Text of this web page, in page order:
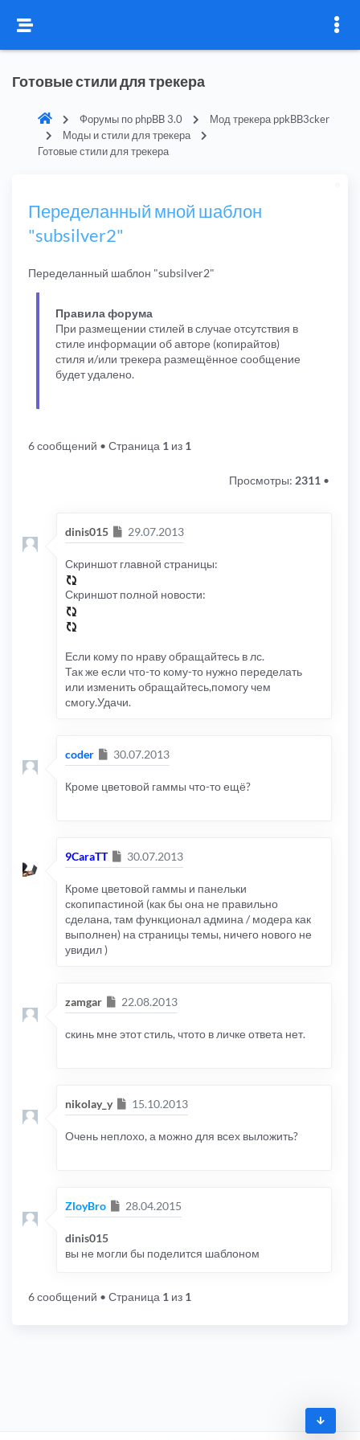
Готовые стили для трекера
Форумы по phpBB 3.0
Мод трекера ppkBB3cker
Моды и стили для трекера
Готовые стили для трекера
Переделанный мной шаблон
"subsilver2"
Переделанный шаблон "subsilver2"
Правила форума
При размещении стилей в случае отсутствия в
стиле информации об авторе (копирайтов)
стиля и/или трекера размещённое сообщение
будет удалено.
6 сообщений • Страница 1 из 1
Просмотры: 2311 •
dinis015 Сообщение
29.07.2013
Скриншот главной страницы:
Скриншот полной новости:
Если кому по нраву обращайтесь в лс.
Так же если что-то кому-то нужно переделать
или изменить обращайтесь,помогу чем
смогу.Удачи.
coder Сообщение
30.07.2013
Кроме цветовой гаммы что-то ещё?
9CaraTT Сообщение
30.07.2013
Кроме цветовой гаммы и панельки
скопипастиной (как бы она не правильно
сделана, там функционал админа / модера как
выполнен) на страницы темы, ничего нового не
увидил )
zamgar Сообщение
22.08.2013
скинь мне этот стиль, чтото в личке ответа нет.
nikolay_y Сообщение
15.10.2013
Очень неплохо, а можно для всех выложить?
ZloyBro Сообщение
28.04.2015
dinis015
вы не могли бы поделится шаблоном
6 сообщений • Страница 1 из 1